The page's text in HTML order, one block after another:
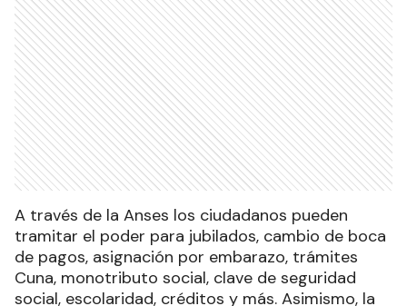
A través de la Anses los ciudadanos pueden
tramitar el poder para jubilados, cambio de boca
de pagos, asignación por embarazo, trámites
Cuna, monotributo social, clave de seguridad
social, escolaridad, créditos y más. Asimismo, la